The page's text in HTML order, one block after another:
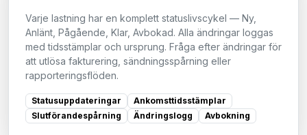
Varje lastning har en komplett statuslivscykel — Ny,
Anlänt, Pågående, Klar, Avbokad. Alla ändringar loggas
med tidsstämplar och ursprung. Fråga efter ändringar för
att utlösa fakturering, sändningsspårning eller
rapporteringsflöden.
Statusuppdateringar
Ankomsttidsstämplar
Slutförandespårning
Ändringslogg Avbokning